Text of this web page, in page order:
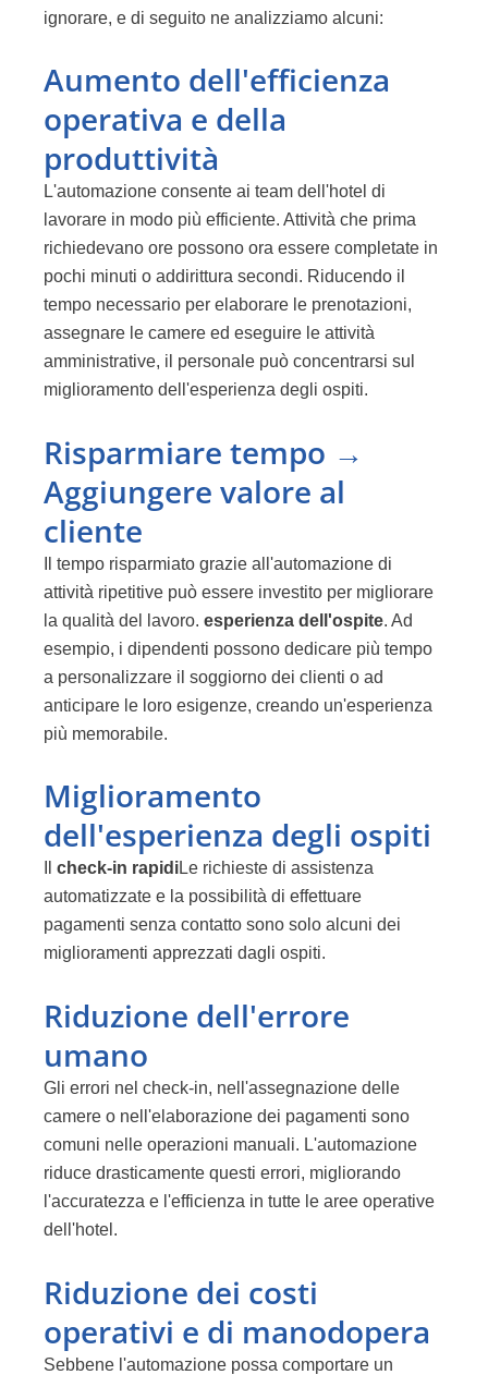
ignorare, e di seguito ne analizziamo alcuni:
Aumento dell'efficienza
operativa e della
produttività
L'automazione consente ai team dell'hotel di
lavorare in modo più efficiente. Attività che prima
richiedevano ore possono ora essere completate in
pochi minuti o addirittura secondi. Riducendo il
tempo necessario per elaborare le prenotazioni,
assegnare le camere ed eseguire le attività
amministrative, il personale può concentrarsi sul
miglioramento dell'esperienza degli ospiti.
Risparmiare tempo →
Aggiungere valore al
cliente
Il tempo risparmiato grazie all'automazione di
attività ripetitive può essere investito per migliorare
la qualità del lavoro. esperienza dell'ospite. Ad
esempio, i dipendenti possono dedicare più tempo
a personalizzare il soggiorno dei clienti o ad
anticipare le loro esigenze, creando un'esperienza
più memorabile.
Miglioramento
dell'esperienza degli ospiti
check-in rapidiLe richieste di assistenza
automatizzate e la possibilità di effettuare
pagamenti senza contatto sono solo alcuni dei
miglioramenti apprezzati dagli ospiti.
Riduzione dell'errore
umano
Gli errori nel check-in, nell'assegnazione delle
camere o nell'elaborazione dei pagamenti sono
comuni nelle operazioni manuali. L'automazione
riduce drasticamente questi errori, migliorando
l'accuratezza e l'efficienza in tutte le aree operative
dell'hotel.
Riduzione dei costi
operativi e di manodopera
Sebbene l'automazione possa comportare un